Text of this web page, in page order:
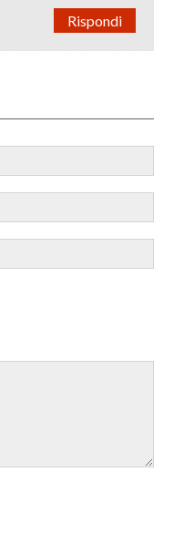
Rispondi